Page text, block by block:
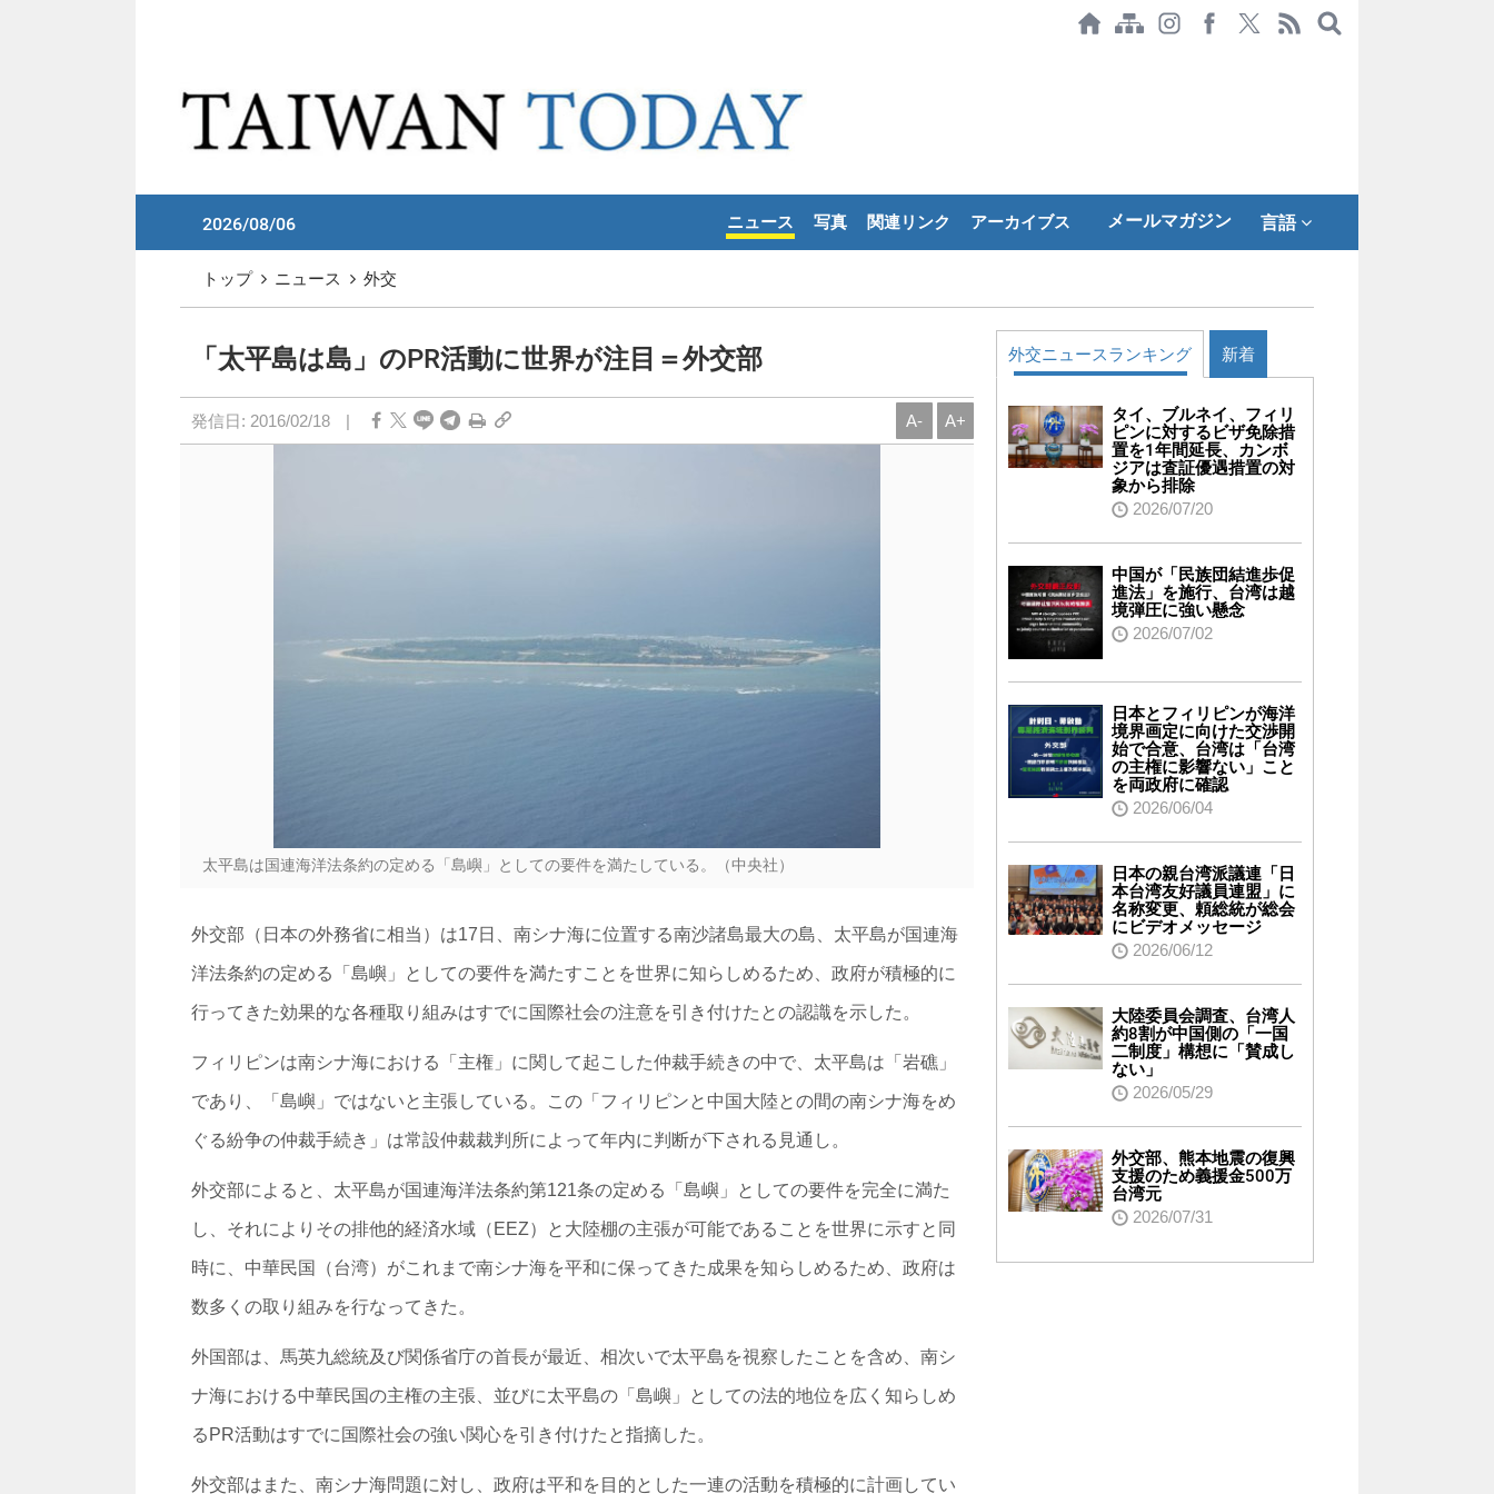
2026/08/06 メールマガジン 言語
ニュース 写真 関連リンク アーカイブス
トップ ニュース 外交
「太平島は島」のPR活動に世界が注目＝外交部
発信日: 2016/02/18 | A- A+
太平島は国連海洋法条約の定める「島嶼」としての要件を満たしている。（中央社）
外交部（日本の外務省に相当）は17日、南シナ海に位置する南沙諸島最大の島、太平島が国連海
洋法条約の定める「島嶼」としての要件を満たすことを世界に知らしめるため、政府が積極的に
行ってきた効果的な各種取り組みはすでに国際社会の注意を引き付けたとの認識を示した。
フィリピンは南シナ海における「主権」に関して起こした仲裁手続きの中で、太平島は「岩礁」
であり、「島嶼」ではないと主張している。この「フィリピンと中国大陸との間の南シナ海をめ
ぐる紛争の仲裁手続き」は常設仲裁裁判所によって年内に判断が下される見通し。
外交部によると、太平島が国連海洋法条約第121条の定める「島嶼」としての要件を完全に満た
し、それによりその排他的経済水域（EEZ）と大陸棚の主張が可能であることを世界に示すと同
時に、中華民国（台湾）がこれまで南シナ海を平和に保ってきた成果を知らしめるため、政府は
数多くの取り組みを行なってきた。
外国部は、馬英九総統及び関係省庁の首長が最近、相次いで太平島を視察したことを含め、南シ
ナ海における中華民国の主権の主張、並びに太平島の「島嶼」としての法的地位を広く知らしめ
るPR活動はすでに国際社会の強い関心を引き付けたと指摘した。
外交部はまた、南シナ海問題に対し、政府は平和を目的とした一連の活動を積極的に計画してい
外交ニュースランキング 新着
タイ、ブルネイ、フィリ
ピンに対するビザ免除措
置を1年間延長、カンボ
ジアは査証優遇措置の対
象から排除
2026/07/20
中国が「民族団結進歩促
進法」を施行、台湾は越
境弾圧に強い懸念
2026/07/02
日本とフィリピンが海洋
境界画定に向けた交渉開
始で合意、台湾は「台湾
の主権に影響ない」こと
を両政府に確認
2026/06/04
日本の親台湾派議連「日
本台湾友好議員連盟」に
名称変更、頼総統が総会
にビデオメッセージ
2026/06/12
大陸委員会調査、台湾人
約8割が中国側の「一国
二制度」構想に「賛成し
ない」
2026/05/29
外交部、熊本地震の復興
支援のため義援金500万
台湾元
2026/07/31